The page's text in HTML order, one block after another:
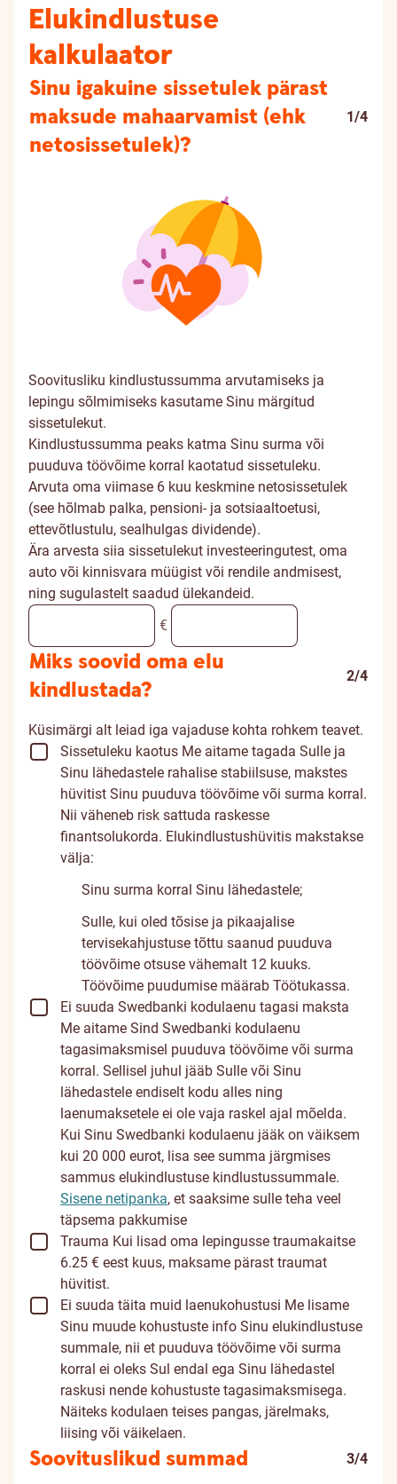
Elukindlustuse
kalkulaator
Sinu igakuine sissetulek pärast
maksude mahaarvamist (ehk
netosissetulek)?
1/4
Soovitusliku kindlustussumma arvutamiseks ja
lepingu sõlmimiseks kasutame Sinu märgitud
sissetulekut.
Kindlustussumma peaks katma Sinu surma või
puuduva töövõime korral kaotatud sissetuleku.
Arvuta oma viimase 6 kuu keskmine netosissetulek
(see hõlmab palka, pensioni- ja sotsiaaltoetusi,
ettevõtlustulu, sealhulgas dividende).
Ära arvesta siia sissetulekut investeeringutest, oma
auto või kinnisvara müügist või rendile andmisest,
ning sugulastelt saadud ülekandeid.
€
Miks soovid oma elu
kindlustada?
2/4
Küsimärgi alt leiad iga vajaduse kohta rohkem teavet.
Sissetuleku kaotus Me aitame tagada Sulle ja
Sinu lähedastele rahalise stabiilsuse, makstes
hüvitist Sinu puuduva töövõime või surma korral.
Nii väheneb risk sattuda raskesse
finantsolukorda. Elukindlustushüvitis makstakse
välja:
Sinu surma korral Sinu lähedastele;
Sulle, kui oled tõsise ja pikaajalise
tervisekahjustuse tõttu saanud puuduva
töövõime otsuse vähemalt 12 kuuks.
Töövõime puudumise määrab Töötukassa.
Ei suuda Swedbanki kodulaenu tagasi maksta
Me aitame Sind Swedbanki kodulaenu
tagasimaksmisel puuduva töövõime või surma
korral. Sellisel juhul jääb Sulle või Sinu
lähedastele endiselt kodu alles ning
laenumaksetele ei ole vaja raskel ajal mõelda.
Kui Sinu Swedbanki kodulaenu jääk on väiksem
kui 20 000 eurot, lisa see summa järgmises
sammus elukindlustuse kindlustussummale.
Sisene netipanka, et saaksime sulle teha veel
täpsema pakkumise
Trauma Kui lisad oma lepingusse traumakaitse
6.25 € eest kuus, maksame pärast traumat
hüvitist.
Ei suuda täita muid laenukohustusi Me lisame
Sinu muude kohustuste info Sinu elukindlustuse
summale, nii et puuduva töövõime või surma
korral ei oleks Sul endal ega Sinu lähedastel
raskusi nende kohustuste tagasimaksmisega.
Näiteks kodulaen teises pangas, järelmaks,
liising või väikelaen.
Soovituslikud summad 3/4